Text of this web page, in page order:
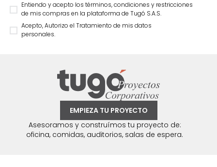
Entiendo y acepto los términos, condiciones y restricciones
de mis compras en la plataforma de Tugó S.A.S.
Acepto, Autorizo el Tratamiento de mis datos
personales.
EMPIEZA TU PROYECTO
Asesoramos y construímos tu proyecto de:
oficina, comidas, auditorios, salas de espera.